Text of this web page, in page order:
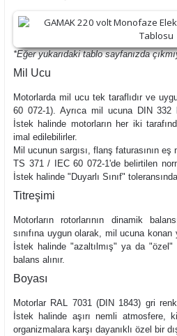
*Eğer yukarıdaki tablo sayfanızda
Mil Ucu
Motorlarda mil ucu tek taraflıdır ve
60 072-1). Ayrıca mil ucuna DIN 332
İstek halinde motorların her iki
imal edilebilirler.
Mil ucunun sargısı, flanş faturasının
TS 371 / IEC 60 072-1'de belirtilen
İstek halinde "Duyarlı Sınıf"
Titreşimi
Motorların rotorlarının dinamik
sınıfına uygun olarak, mil ucuna konan
İstek halinde "azaltılmış" ya da "özel"
balans alınır.
Boyası
Motorlar RAL 7031 (DIN 1843) gri
İstek halinde aşırı nemli atmosfere,
organizmalara karşı dayanıklı özel bir